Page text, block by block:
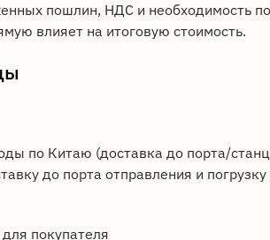
пошлин, НДС и необходимость
влияет на итоговую стоимость.
по Китаю (доставка до порта/
до порта отправления и
покупателя